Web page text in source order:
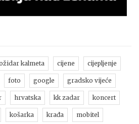
kalmeta cijene cijepljenje
foto google gradsko vijeće
hrvatska kk zadar koncert
košarka krađa mobitel